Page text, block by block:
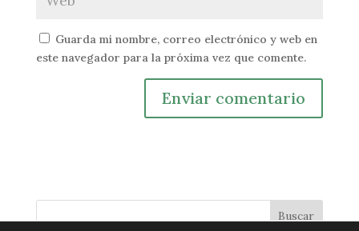
Guarda mi nombre, correo electrónico y web en
este navegador para la próxima vez que comente.
Buscar